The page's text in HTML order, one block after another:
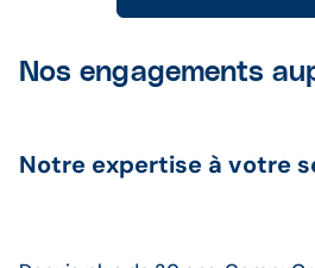
Nos engagements
Notre expertise à votre